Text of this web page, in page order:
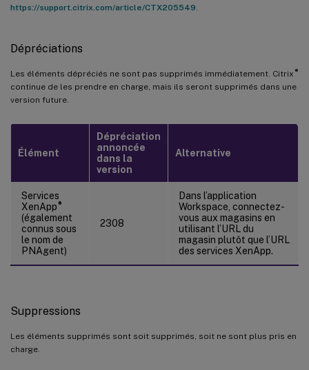
https://support.citrix.com/article/CTX205549
Dépréciations
Les éléments dépréciés ne sont pas supprimés immédiatement. Citrix ®
continue de les prendre en charge, mais ils seront supprimés dans une
version future.
Élément
Dépréciation
annoncée
dans la
version
Alternative
Services
XenApp®
(également
connus sous
le nom de
PNAgent)
2308
Dans l’application
Workspace, connectez-
vous aux magasins en
utilisant l’URL du
magasin plutôt que l’URL
des services XenApp.
Suppressions
Les éléments supprimés sont soit supprimés, soit ne sont plus pris en
charge.